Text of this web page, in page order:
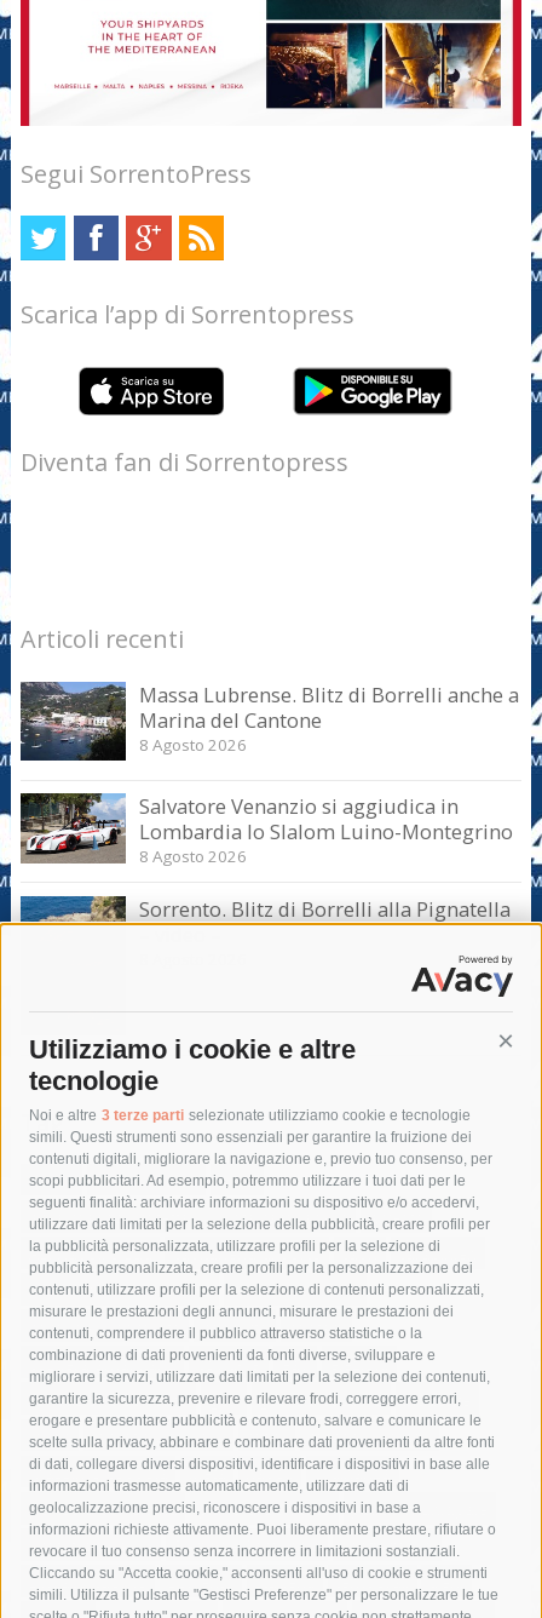
Utilizziamo i cookie e altre
tecnologie
Noi e altre 3 terze parti selezionate utilizziamo cookie e tecnologie
simili. Questi strumenti sono essenziali per garantire la fruizione dei
contenuti digitali, migliorare la navigazione e, previo tuo consenso, per
scopi pubblicitari. Ad esempio, potremmo utilizzare i tuoi dati per le
seguenti finalità: archiviare informazioni su dispositivo e/o accedervi,
utilizzare dati limitati per la selezione della pubblicità, creare profili per
la pubblicità personalizzata, utilizzare profili per la selezione di
pubblicità personalizzata, creare profili per la personalizzazione dei
contenuti, utilizzare profili per la selezione di contenuti personalizzati,
misurare le prestazioni degli annunci, misurare le prestazioni dei
contenuti, comprendere il pubblico attraverso statistiche o la
combinazione di dati provenienti da fonti diverse, sviluppare e
migliorare i servizi, utilizzare dati limitati per la selezione dei contenuti,
garantire la sicurezza, prevenire e rilevare frodi, correggere errori,
erogare e presentare pubblicità e contenuto, salvare e comunicare le
scelte sulla privacy, abbinare e combinare dati provenienti da altre fonti
di dati, collegare diversi dispositivi, identificare i dispositivi in base alle
informazioni trasmesse automaticamente, utilizzare dati di
geolocalizzazione precisi, riconoscere i dispositivi in base a
informazioni richieste attivamente. Puoi liberamente prestare, rifiutare o
revocare il tuo consenso senza incorrere in limitazioni sostanziali.
Cliccando su "Accetta cookie," acconsenti all'uso di cookie e strumenti
simili. Utilizza il pulsante "Gestisci Preferenze" per personalizzare le tue
Segui SorrentoPress
Scarica l’app di Sorrentopress
Diventa fan di Sorrentopress
Articoli recenti
Massa Lubrense. Blitz di Borrelli anche a
Marina del Cantone
8 Agosto 2026
Salvatore Venanzio si aggiudica in
Lombardia lo Slalom Luino-Montegrino
8 Agosto 2026
Sorrento. Blitz di Borrelli alla Pignatella
– video –
Tag
acqua allerta meteo
anas
area marina protetta di punta campanella
arresto
Asl Napoli 3 sud
capitaneria di porto capri
carabinieri
castellammare di stabia
circumvesuviana
comune di sorrento
concerto
contagi
costiera amalfitana
covid-19 eav
elezioni
fondazione sorrento
gori guardia costiera
incidente
lavori
lorenzo balducelli mare
massa lubrense
massimo coppola
Meta napoli
ordinanza
penisola sorrentina
piano di sorrento
polizia municipale
protezione civile
Regione Campania
sant'agnello
sindaco cuomo
sorrento studenti temporali
treni